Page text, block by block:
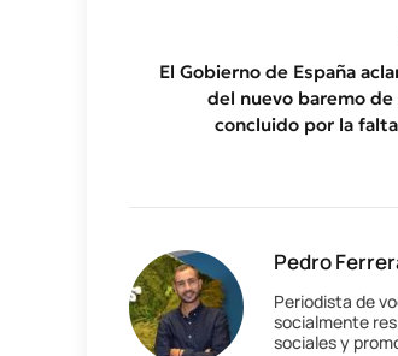
El Gobierno de España
del nuevo baremo
concluido por la
Pedro
Periodista de
socialmente
sociales y